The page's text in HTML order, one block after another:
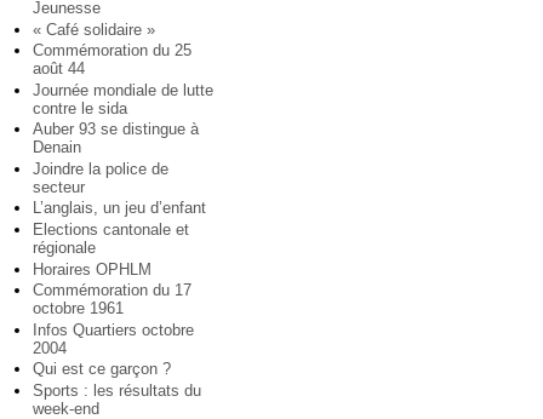
Jeunesse
« Café solidaire »
Commémoration du 25
août 44
Journée mondiale de lutte
contre le sida
Auber 93 se distingue à
Denain
Joindre la police de
secteur
L’anglais, un jeu d’enfant
Elections cantonale et
régionale
Horaires OPHLM
Commémoration du 17
octobre 1961
Infos Quartiers octobre
2004
Qui est ce garçon ?
Sports : les résultats du
week-end